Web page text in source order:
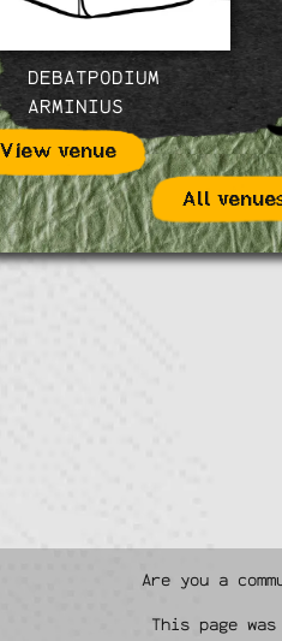
DEBATPODIUM
ARMINIUS
View venue
All
Are you a
This page